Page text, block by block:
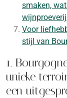
smaken,
Voor
stijl van
1.
unieke
een